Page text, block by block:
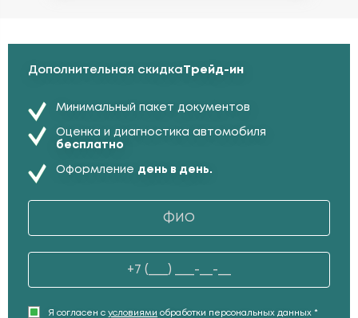
Дополнительная скидкаТрейд-ин
Минимальный пакет документов
Оценка и диагностика автомобиля
бесплатно
Оформление день в день.
Я согласен с условиями обработки персональных данных *